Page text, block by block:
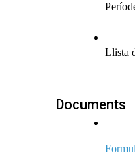
Llista
Documents